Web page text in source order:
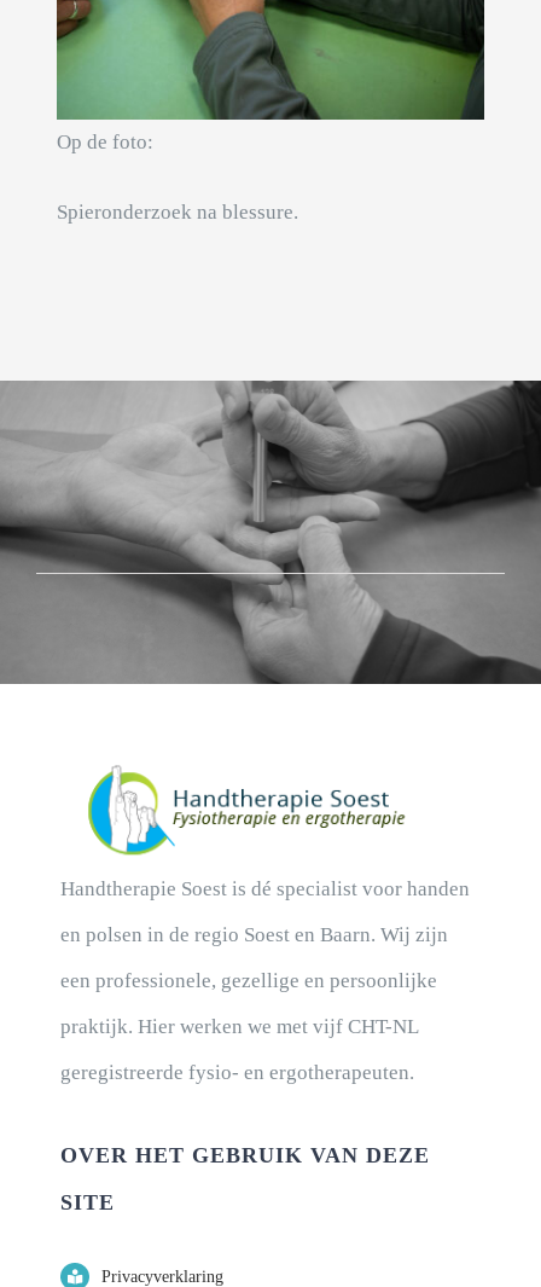
Op de foto:
Spieronderzoek na blessure.
Handtherapie Soest is dé specialist voor handen
en polsen in de regio Soest en Baarn. Wij zijn
een professionele, gezellige en persoonlijke
praktijk. Hier werken we met vijf CHT-NL
geregistreerde fysio- en ergotherapeuten.
OVER HET GEBRUIK VAN DEZE
SITE
Privacyverklaring